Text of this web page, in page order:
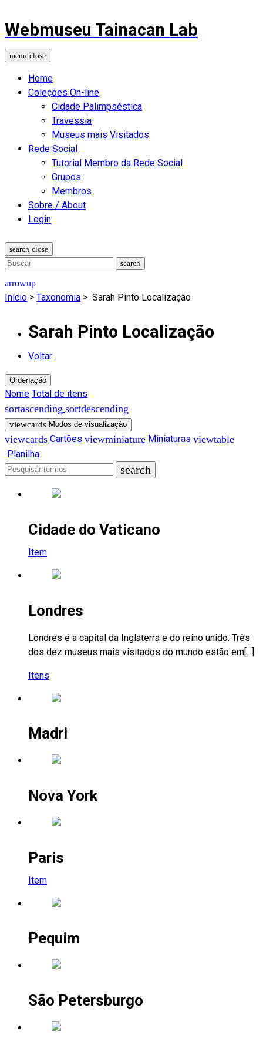
Webmuseu Tainacan Lab
Home
Coleções On-line
Cidade Palimpséstica
Travessia
Museus mais Visitados
Rede Social
Tutorial Membro da Rede Social
Grupos
Membros
Sobre / About
Login
Início > Taxonomia > Sarah Pinto Localização
Sarah Pinto Localização
Voltar
Ordenação
Nome Total de itens
Modos de visualização
Cartões
Miniaturas
Planilha
Cidade do Vaticano
Item
Londres
Londres é a capital da Inglaterra e do reino unido. Três
dos dez museus mais visitados do mundo estão em[...]
Itens
Madri
Nova York
Paris
Item
Pequim
São Petersburgo